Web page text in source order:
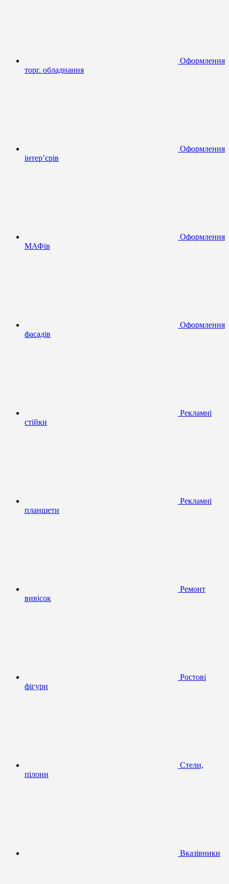
Оформлення
торг. обладнання
Оформлення
інтер’єрів
Оформлення
МАФів
Оформлення
фасадів
Рекламні
стійки
Рекламні
планшети
Ремонт
вивісок
Ростові
фігури
Стели,
пілони
Вказівники